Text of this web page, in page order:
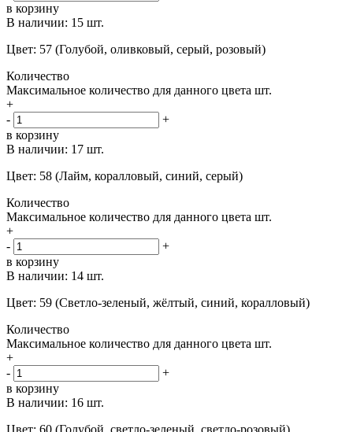
в корзину
В наличии: 15 шт.
Цвет: 57 (Голубой, оливковый, серый, розовый)
Количество
Максимальное количество для данного цвета шт.
+
-
+
в корзину
В наличии: 17 шт.
Цвет: 58 (Лайм, коралловый, синий, серый)
Количество
Максимальное количество для данного цвета шт.
+
-
+
в корзину
В наличии: 14 шт.
Цвет: 59 (Светло-зеленый, жёлтый, синий, коралловый)
Количество
Максимальное количество для данного цвета шт.
+
-
+
в корзину
В наличии: 16 шт.
Цвет: 60 (Голубой, светло-зеленый, светло-розовый)